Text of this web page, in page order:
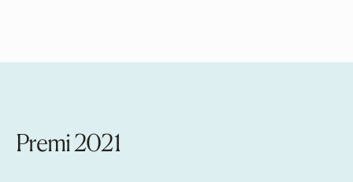
Premi 2021